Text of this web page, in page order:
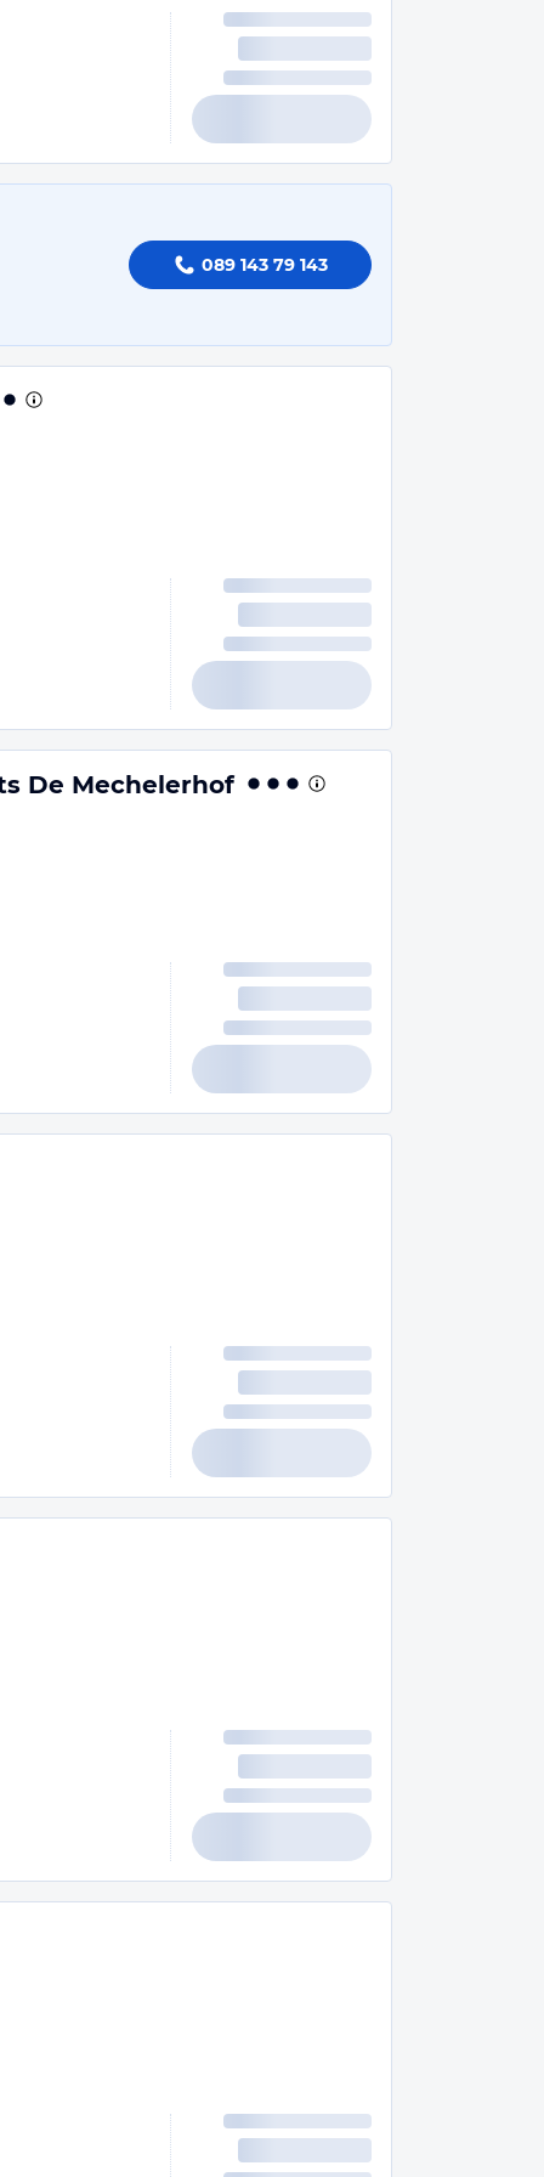
089 143 79 143
De Mechelerhof